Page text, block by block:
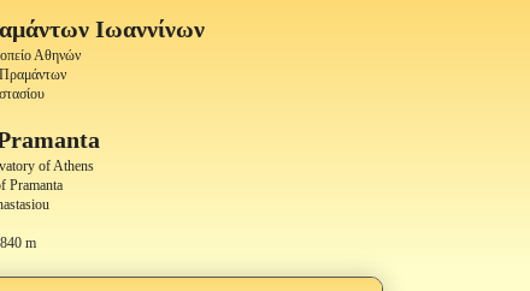
Ιωαννίνων
Αθηνών
Πραμάντων
of Athens
Pramanta
m